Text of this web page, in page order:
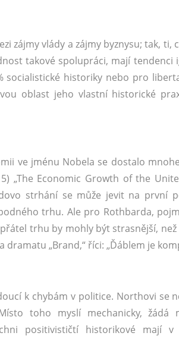
zájmy vlády a zájmy byznysu; tak,
takové spolupráci, mají tendenci
historiky nebo pro
oblast jeho vlastní historické
ve jménu Nobela se dostalo
„The Economic Growth of the
strhání se může jevit na první
trhu. Ale pro Rothbarda,
trhu by mohly být strasnější,
„Brand,“ říci: „Ďáblem je
k chybám v politice. Northovi se
toho myslí mechanicky, žádá
positivističtí historikové mají v